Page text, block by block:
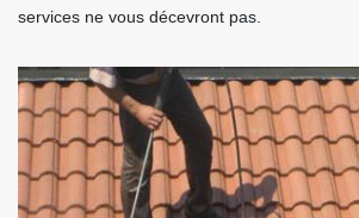
services ne vous décevront pas.